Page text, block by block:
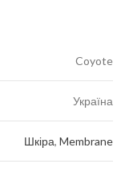
Coyote
Україна
Шкіра, Membrane